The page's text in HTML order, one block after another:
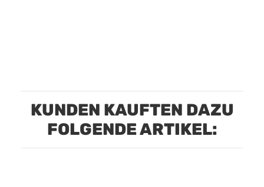
KUNDEN KAUFTEN DAZU
FOLGENDE ARTIKEL: